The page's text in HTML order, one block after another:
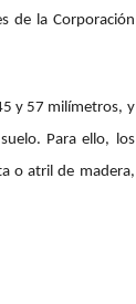
de la Corporación
y 57 milímetros, y
Para ello, los
o atril de madera,